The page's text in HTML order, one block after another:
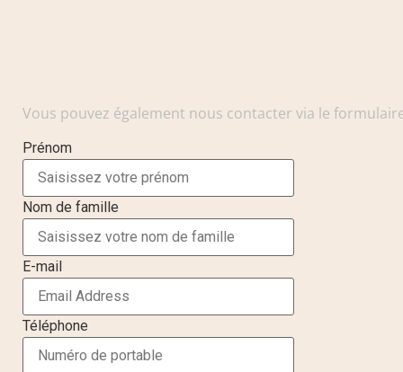
Vous pouvez également nous contacter via le
Prénom
Nom de famille
E-mail
Téléphone